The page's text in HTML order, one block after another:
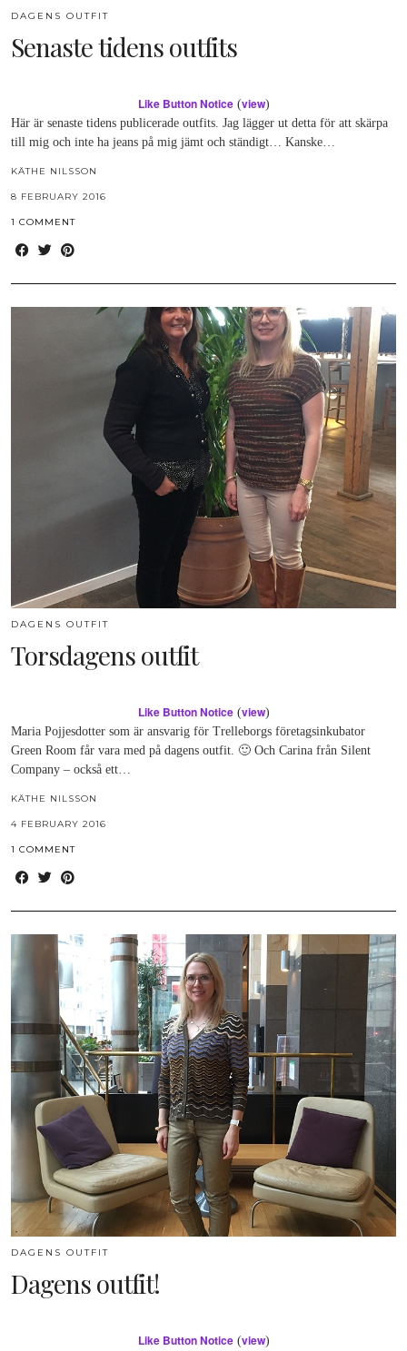
DAGENS OUTFIT
Senaste tidens outfits
Like Button Notice(view)
Här är senaste tidens publicerade outfits. Jag lägger ut detta för att skärpa
till mig och inte ha jeans på mig jämt och ständigt… Kanske…
KÄTHE NILSSON
8 FEBRUARY 2016
1 COMMENT
DAGENS OUTFIT
Torsdagens outfit
Like Button Notice(view)
Maria Pojjesdotter som är ansvarig för Trelleborgs företagsinkubator
Green Room får vara med på dagens outfit. 🙂 Och Carina från Silent
Company – också ett…
KÄTHE NILSSON
4 FEBRUARY 2016
1 COMMENT
DAGENS OUTFIT
Dagens outfit!
Like Button Notice(view)